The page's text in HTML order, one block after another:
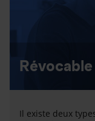
Il existe deux